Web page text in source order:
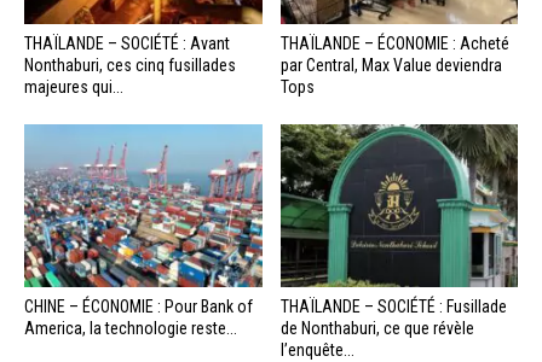
THAÏLANDE – SOCIÉTÉ : Avant
Nonthaburi, ces cinq fusillades
majeures qui...
THAÏLANDE – ÉCONOMIE : Acheté
par Central, Max Value deviendra
Tops
CHINE – ÉCONOMIE : Pour Bank of
America, la technologie reste...
THAÏLANDE – SOCIÉTÉ : Fusillade
de Nonthaburi, ce que révèle
l’enquête...